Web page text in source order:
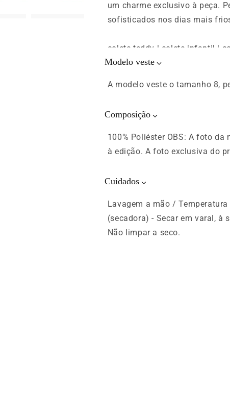
um charme exclusivo à peça.
sofisticados nos dias mais
colete teddy | colete infantil |
Modelo veste
A modelo veste o tamanho 8,
Composição
100% Poliéster OBS: A foto
à edição. A foto exclusiva do
Cuidados
Lavagem a mão /
(secadora) - Secar em varal, à
Não limpar a seco.